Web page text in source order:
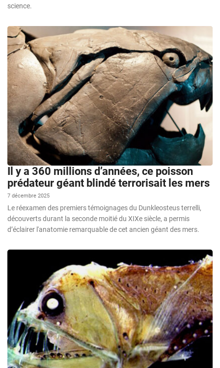
science.
Il y a 360 millions d’années, ce poisson
prédateur géant blindé terrorisait les mers
7 décembre 2025
Le réexamen des premiers témoignages du Dunkleosteus terrelli,
découverts durant la seconde moitié du XIXe siècle, a permis
d’éclairer l'anatomie remarquable de cet ancien géant des mers.